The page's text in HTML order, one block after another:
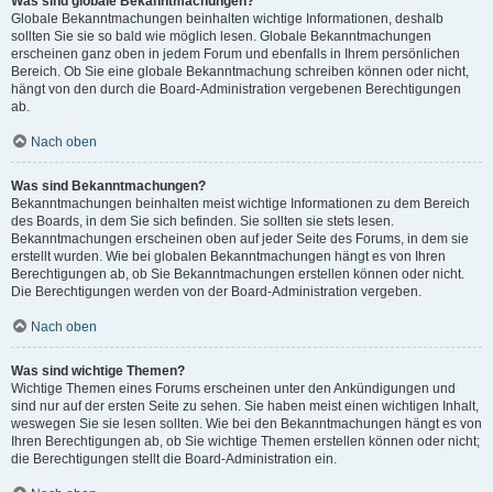
Globale Bekanntmachungen beinhalten wichtige Informationen, deshalb
sollten Sie sie so bald wie möglich lesen. Globale Bekanntmachungen
erscheinen ganz oben in jedem Forum und ebenfalls in Ihrem persönlichen
Bereich. Ob Sie eine globale Bekanntmachung schreiben können oder nicht,
hängt von den durch die Board-Administration vergebenen Berechtigungen
ab.
Nach oben
Was sind Bekanntmachungen?
Bekanntmachungen beinhalten meist wichtige Informationen zu dem Bereich
des Boards, in dem Sie sich befinden. Sie sollten sie stets lesen.
Bekanntmachungen erscheinen oben auf jeder Seite des Forums, in dem sie
erstellt wurden. Wie bei globalen Bekanntmachungen hängt es von Ihren
Berechtigungen ab, ob Sie Bekanntmachungen erstellen können oder nicht.
Die Berechtigungen werden von der Board-Administration vergeben.
Nach oben
Was sind wichtige Themen?
Wichtige Themen eines Forums erscheinen unter den Ankündigungen und
sind nur auf der ersten Seite zu sehen. Sie haben meist einen wichtigen Inhalt,
weswegen Sie sie lesen sollten. Wie bei den Bekanntmachungen hängt es von
Ihren Berechtigungen ab, ob Sie wichtige Themen erstellen können oder nicht;
die Berechtigungen stellt die Board-Administration ein.